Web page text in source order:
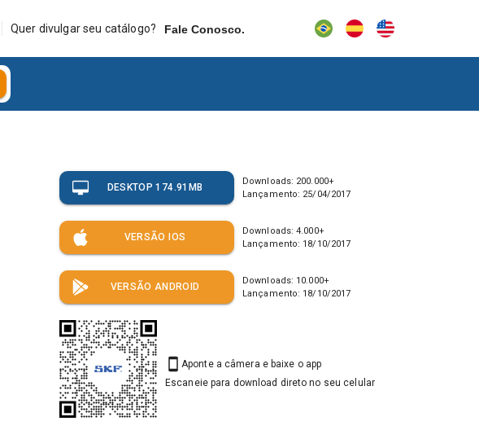
Quer divulgar seu catálogo? Fale Conosco.
DESKTOP 174.91MB
Downloads: 200.000+
Lançamento: 25/04/2017
VERSÃO IOS
Downloads:4.000+
Lançamento: 18/10/2017
VERSÃO ANDROID
Downloads: 10.000+
Lançamento: 18/10/2017
Aponte a câmera e baixe o app
Escaneie para download direto no seu celular